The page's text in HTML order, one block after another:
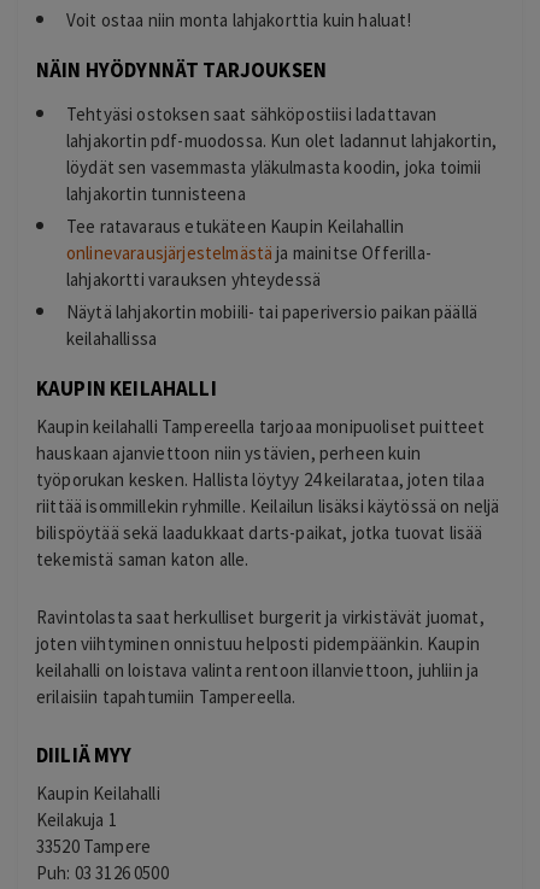
Voit ostaa niin monta lahjakorttia kuin haluat!
NÄIN HYÖDYNNÄT TARJOUKSEN
Tehtyäsi ostoksen saat sähköpostiisi ladattavan
lahjakortin pdf-muodossa. Kun olet ladannut lahjakortin,
löydät sen vasemmasta yläkulmasta koodin, joka toimii
lahjakortin tunnisteena
Tee ratavaraus etukäteen Kaupin Keilahallin
onlinevarausjärjestelmästä ja mainitse Offerilla-
lahjakortti varauksen yhteydessä
Näytä lahjakortin mobiili- tai paperiversio paikan päällä
keilahallissa
KAUPIN KEILAHALLI
Kaupin keilahalli Tampereella tarjoaa monipuoliset puitteet
hauskaan ajanviettoon niin ystävien, perheen kuin
työporukan kesken. Hallista löytyy 24 keilarataa, joten tilaa
riittää isommillekin ryhmille. Keilailun lisäksi käytössä on neljä
bilispöytää sekä laadukkaat darts-paikat, jotka tuovat lisää
tekemistä saman katon alle.
Ravintolasta saat herkulliset burgerit ja virkistävät juomat,
joten viihtyminen onnistuu helposti pidempäänkin. Kaupin
keilahalli on loistava valinta rentoon illanviettoon, juhliin ja
erilaisiin tapahtumiin Tampereella.
DIILIÄ MYY
Kaupin Keilahalli
Keilakuja 1
33520 Tampere
Puh: 03 3126 0500